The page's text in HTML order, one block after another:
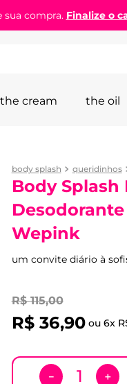
sua compra. Finalize o
the cream the oil
body splash queridinhos
Body Splash
Wepink
um convite diário à
R$ 115,00
R$ 36,90 ou6x
＋
－